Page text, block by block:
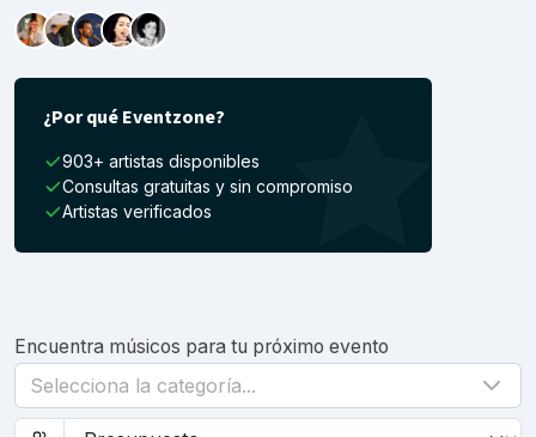
¿Por qué Eventzone?
903+ artistas disponibles
Consultas gratuitas y sin compromiso
Artistas verificados
Encuentra músicos para tu próximo evento
Selecciona la categoría...